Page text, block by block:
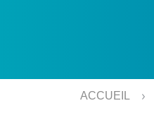
ACCUEIL